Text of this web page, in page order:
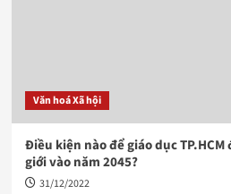
Văn hoá Xã hội
Điều kiện nào để giáo dục
giới vào năm 2045?
31/12/2022